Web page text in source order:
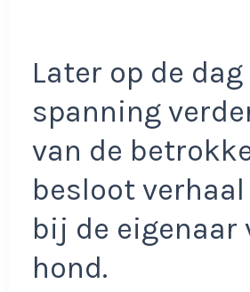
Later op de
spanning
van de
besloot
bij de eigenaar
hond.